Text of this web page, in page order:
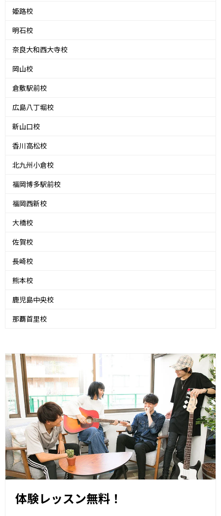
姫路校
明石校
奈良大和西大寺校
岡山校
倉敷駅前校
広島八丁堀校
新山口校
香川高松校
北九州小倉校
福岡博多駅前校
福岡西新校
大橋校
佐賀校
長崎校
熊本校
鹿児島中央校
那覇首里校
体験レッスン無料！